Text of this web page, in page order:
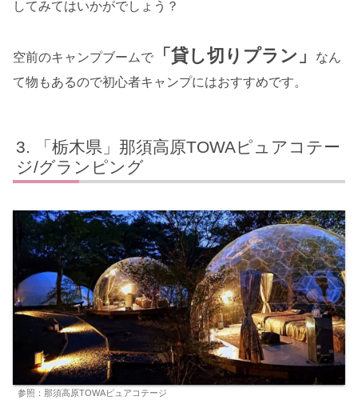
してみてはいかがでしょう？
空前のキャンプブームで 「貸し切りプラン」
なん
て物もあるので初心者キャンプにはおすすめです。
「栃木県」那須高原TOWAピュアコテー
ジ/グランピング
参照：那須高原TOWAピュアコテージ